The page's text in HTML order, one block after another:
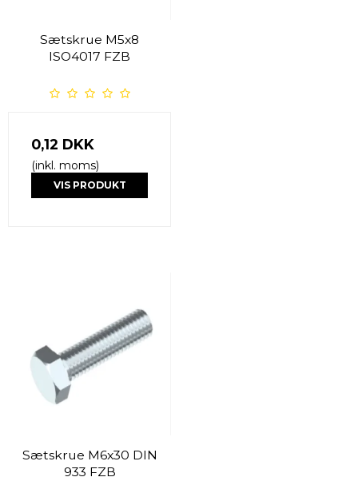
Sætskrue M5x8
ISO4017 FZB
0,12 DKK
(inkl. moms)
VIS PRODUKT
Sætskrue M6x30 DIN
933 FZB